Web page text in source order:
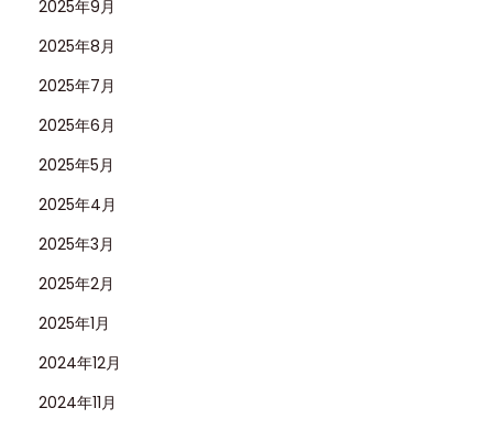
2025年9月
2025年8月
2025年7月
2025年6月
2025年5月
2025年4月
2025年3月
2025年2月
2025年1月
2024年12月
2024年11月